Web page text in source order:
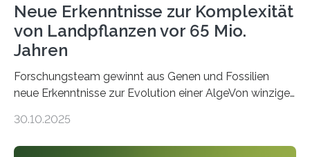
Neue Erkenntnisse zur Komplexität
von Landpflanzen vor 65 Mio.
Jahren
Forschungsteam gewinnt aus Genen und Fossilien
neue Erkenntnisse zur Evolution einer AlgeVon winzigen
Landpflanzen zählen zu den komplexesten
30.10.2025